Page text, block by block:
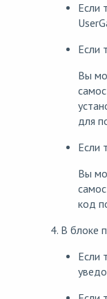
Если
Если
Вы
для
Если
Вы
код
4. В блоке
Если